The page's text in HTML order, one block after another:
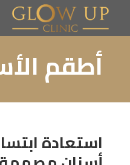
أطقم
استعادة